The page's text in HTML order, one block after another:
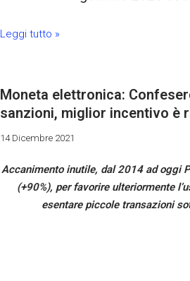
Leggi tutto »
Moneta elettronica:
sanzioni, miglior incentivo è
14 Dicembre 2021
Accanimento inutile, dal 2014 ad oggi
(+90%), per favorire ulteriormente
esentare piccole transazioni